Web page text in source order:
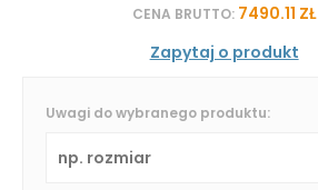
CENA BRUTTO: 7490.11 ZŁ
Zapytaj o produkt
Uwagi do wybranego produktu: